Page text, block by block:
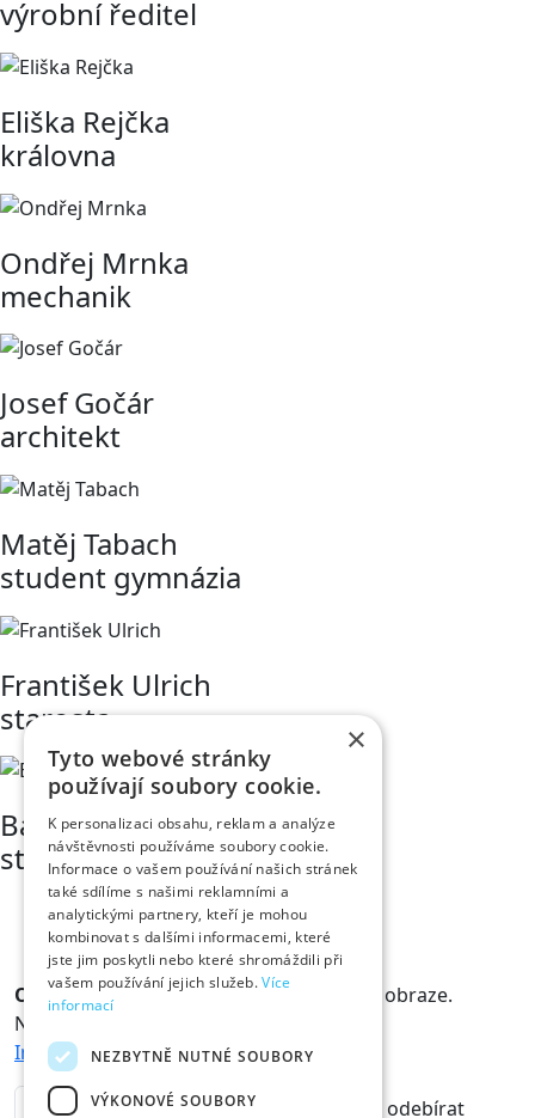
výrobní ředitel
Eliška Rejčka
královna
Ondřej Mrnka
mechanik
Josef Gočár
architekt
Matěj Tabach
student gymnázia
František Ulrich
starosta
Bára Chaloupková
studentka
Odběr novinekKrálové a Královny jsou v obraze.
Novinky vám rádi doručíme na mail.
Informace o zpracování osobních údajů
odebírat
×
Tyto webové stránky
používají soubory cookie.
K personalizaci obsahu, reklam a analýze
návštěvnosti používáme soubory cookie.
Informace o vašem používání našich stránek
také sdílíme s našimi reklamními a
analytickými partnery, kteří je mohou
kombinovat s dalšími informacemi, které
jste jim poskytli nebo které shromáždili při
vašem používání jejich služeb.Více
informací
NEZBYTNĚ NUTNÉ SOUBORY
VÝKONOVÉ SOUBORY